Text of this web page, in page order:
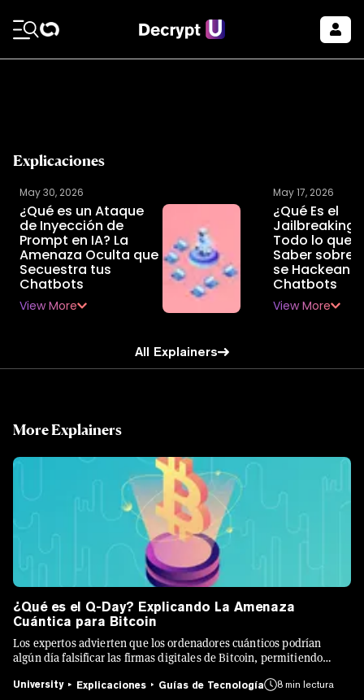
Explicaciones
May 30, 2026
¿Qué es un Ataque
de Inyección de
Prompt en IA? La
Amenaza Oculta que
Secuestra tus
Chatbots
View More
May 17, 2026
¿Qué Es el
Jailbreaking
Todo lo que
Saber sobre
se Hackean
Chatbots
View More
All Explainers
More Explainers
¿Qué es el Q-Day? Explicando La Amenaza
Cuántica para Bitcoin
Los expertos advierten que los ordenadores cuánticos podrían
algún día falsificar las firmas digitales de Bitcoin, permitiendo
University Explicaciones Guías de Tecnología
8 min lectura